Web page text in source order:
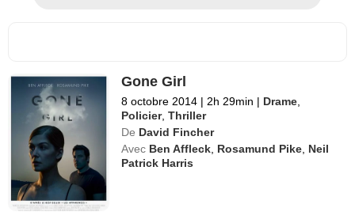
Gone Girl
8 octobre 2014 | 2h 29min | Drame
Policier,Thriller
De David Fincher
Avec Ben Affleck Rosamund Pike Neil
Patrick Harris